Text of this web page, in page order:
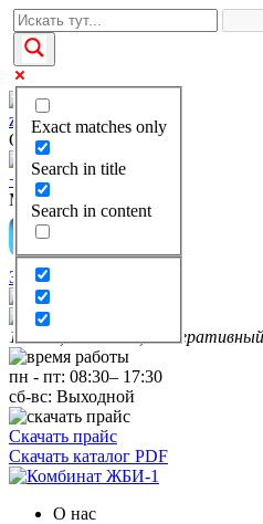
Exact matches only
Search in title
Search in content
zakaz@kgbi-1.ru
Отдел продаж
+7(495)649-69-28
Многоканальный
Заказать звонок
111399, г. Москва,
пн - пт: 08:30– 17:30
сб-вс: Выходной
Скачать прайс
Скачать каталог PDF
О нас